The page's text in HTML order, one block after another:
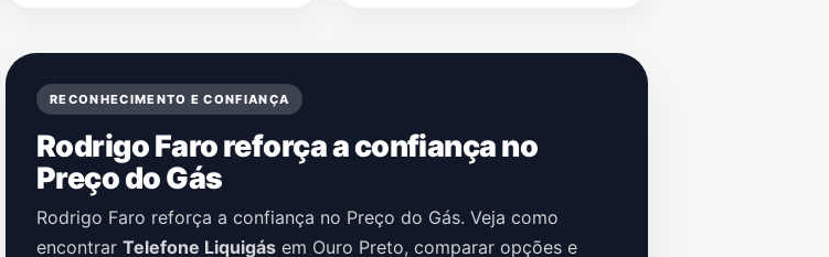
RECONHECIMENTO E CONFIANÇA
Rodrigo Faro reforça a confiança no
Preço do Gás
Rodrigo Faro reforça a confiança no Preço do Gás. Veja como
encontrar Telefone Liquigás em Ouro Preto, comparar opções e